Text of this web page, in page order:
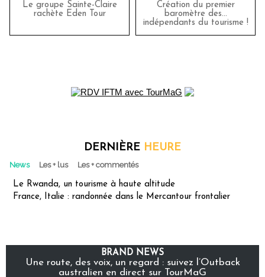
Le groupe Sainte-Claire
rachète Eden Tour
Création du premier
baromètre des…
indépendants du tourisme !
DERNIÈRE HEURE
News Les + lus Les + commentés
Le Rwanda, un tourisme à haute altitude
France, Italie : randonnée dans le Mercantour frontalier
BRAND NEWS
Une route, des voix, un regard : suivez l’Outback
australien en direct sur TourMaG